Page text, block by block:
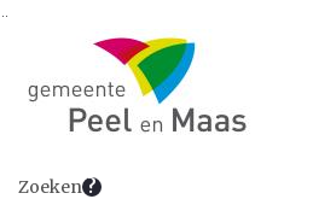
Ga naar de inhoud van deze pagina
Zoeken